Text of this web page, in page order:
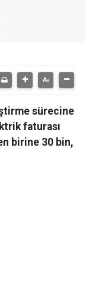
sürecine
faturası
birine 30 bin,